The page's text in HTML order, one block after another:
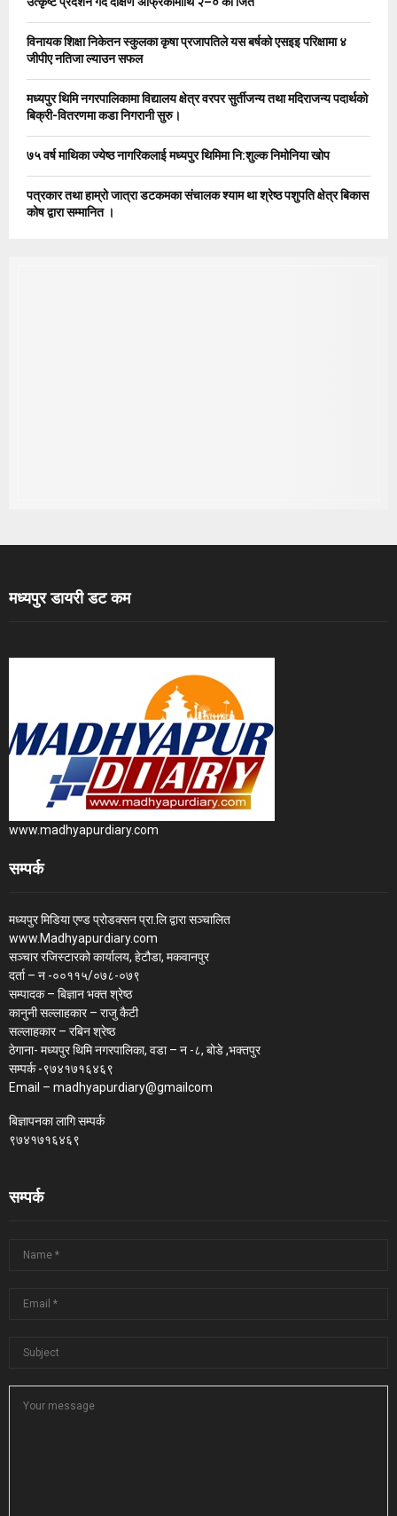
C
विनायक शिक्षा निकेतन स्कुलका कृषा प्रजापतिले यस बर्षको एसइइ परिक्षामा ४
जीपीए नतिजा ल्याउन सफल
मध्यपुर थिमि नगरपालिकामा विद्यालय क्षेत्र वरपर सुर्तीजन्य तथा मदिराजन्य पदार्थको
बिक्री-वितरणमा कडा निगरानी सुरु।
७५ वर्ष माथिका ज्येष्ठ नागरिकलाई मध्यपुर थिमिमा नि:शुल्क निमोनिया खोप
पत्रकार तथा हाम्रो जात्रा डटकमका संचालक श्याम था श्रेष्ठ पशुपति क्षेत्र बिकास
कोष द्वारा सम्मानित ।
मध्यपुर डायरी डट कम
www.madhyapurdiary.com
सम्पर्क
मध्यपुर मिडिया एण्ड प्रोडक्सन प्रा.लि द्वारा सञ्चालित
www.Madhyapurdiary.com
सञ्चार रजिस्टारको कार्यालय, हेटौडा, मकवानपुर
दर्ता – न -००११५/०७८-०७९
सम्पादक – बिज्ञान भक्त श्रेष्ठ
कानुनी सल्लाहकार – राजु कैटी
सल्लाहकार – रबिन श्रेष्ठ
ठेगाना- मध्यपुर थिमि नगरपालिका, वडा – न -८, बोडे ,भक्तपुर
सम्पर्क -९७४१७१६४६९
Email – madhyapurdiary@gmailcom
बिज्ञापनका लागि सम्पर्क
९७४१७१६४६९
सम्पर्क